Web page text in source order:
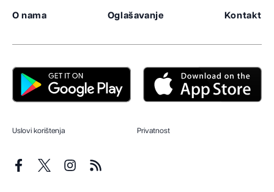
O nama Oglašavanje Kontakt
Uslovi korištenja Privatnost